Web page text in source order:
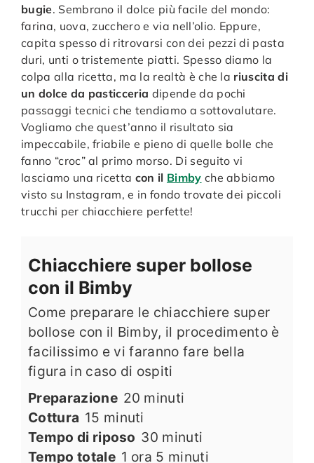
bugie. Sembrano il dolce più facile del mondo:
farina, uova, zucchero e via nell’olio. Eppure,
capita spesso di ritrovarsi con dei pezzi di pasta
duri, unti o tristemente piatti. Spesso diamo la
colpa alla ricetta, ma la realtà è che la riuscita di
un dolce da pasticceria dipende da pochi
passaggi tecnici che tendiamo a sottovalutare.
Vogliamo che quest’anno il risultato sia
impeccabile, friabile e pieno di quelle bolle che
fanno “croc” al primo morso. Di seguito vi
lasciamo una ricetta con il Bimby che abbiamo
visto su Instagram, e in fondo trovate dei piccoli
trucchi per chiacchiere perfette!
Chiacchiere super bollose
con il Bimby
Come preparare le chiacchiere super
bollose con il Bimby, il procedimento è
facilissimo e vi faranno fare bella
figura in caso di ospiti
Preparazione 20 minuti
minuti
Cottura 15 minuti
minuti
Tempo di riposo 30 minuti
minuti
Tempo totale 1 ora
ora 5 minuti
minuti